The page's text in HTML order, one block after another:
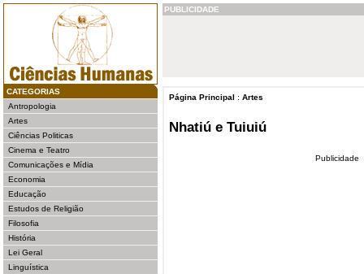
CATEGORIAS
Antropologia
Artes
Ciências Politicas
Cinema e Teatro
Comunicações e Mídia
Economia
Educação
Estudos de Religião
Filosofia
História
Lei Geral
Linguística
PUBLICIDADE
Página Principal : Artes
Nhatiú e Tuiuiú
Publicidade